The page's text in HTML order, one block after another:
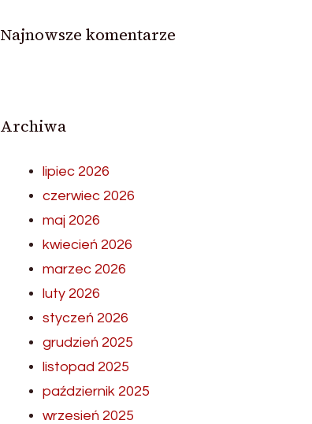
Najnowsze komentarze
Archiwa
lipiec 2026
czerwiec 2026
maj 2026
kwiecień 2026
marzec 2026
luty 2026
styczeń 2026
grudzień 2025
listopad 2025
październik 2025
wrzesień 2025